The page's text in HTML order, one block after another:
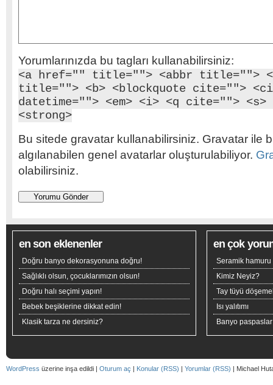
Yorumlarınızda bu tagları kullanabilirsiniz:
<a href="" title=""> <abbr title="">
title=""> <b> <blockquote cite="">
datetime=""> <em> <i> <q cite="">
<strong>
Bu sitede gravatar kullanabilirsiniz. Gravatar ile
algılanabilen genel avatarlar oluşturulabiliyor.
olabilirsiniz.
en son eklenenler
Doğru banyo dekorasyonuna doğru!
Sağlıklı olsun, çocuklarımızın olsun!
Doğru halı seçimi yapın!
Bebek beşiklerine dikkat edin!
Klasik tarza ne dersiniz?
en çok
Seramik hamuru
Kimiz Neyiz?
Tay tüyü
Isı yalıtımı
Banyo
WordPress üzerine inşa edildi | Oturum aç | Konular (RSS) | Yorumlar (RSS) | Michael